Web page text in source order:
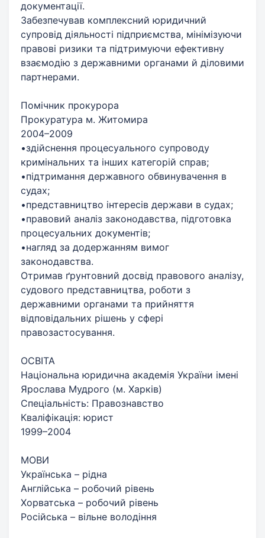
документації.
Забезпечував комплексний юридичний
супровід діяльності підприємства, мінімізуючи
правові ризики та підтримуючи ефективну
взаємодію з державними органами й діловими
партнерами.
Помічник прокурора
Прокуратура м. Житомира
2004–2009
•здійснення процесуального супроводу
кримінальних та інших категорій справ;
•підтримання державного обвинувачення в
судах;
•представництво інтересів держави в судах;
•правовий аналіз законодавства, підготовка
процесуальних документів;
•нагляд за додержанням вимог
законодавства.
Отримав ґрунтовний досвід правового аналізу,
судового представництва, роботи з
державними органами та прийняття
відповідальних рішень у сфері
правозастосування.
ОСВІТА
Національна юридична академія України імені
Ярослава Мудрого (м. Харків)
Спеціальність: Правознавство
Кваліфікація: юрист
1999–2004
МОВИ
Українська – рідна
Англійська – робочий рівень
Хорватська – робочий рівень
Російська – вільне володіння